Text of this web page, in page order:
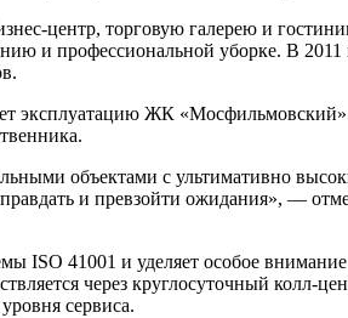
центр, торговую галерею и
и профессиональной уборке. В
эксплуатацию ЖК
объектами с ультимативно
и превзойти ожидания», —
ISO 41001 и уделяет особое
через круглосуточный колл-
сервиса.